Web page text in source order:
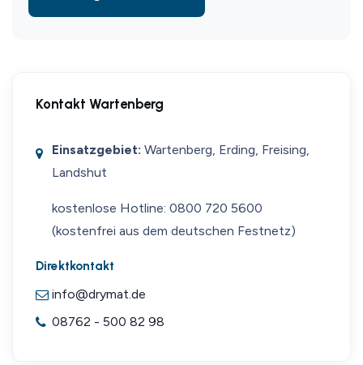
Kontakt Wartenberg
Einsatzgebiet: Wartenberg, Erding, Freising,
Landshut
kostenlose Hotline: 0800 720 5600
(kostenfrei aus dem deutschen Festnetz)
Direktkontakt
info@drymat.de
08762 - 500 82 98